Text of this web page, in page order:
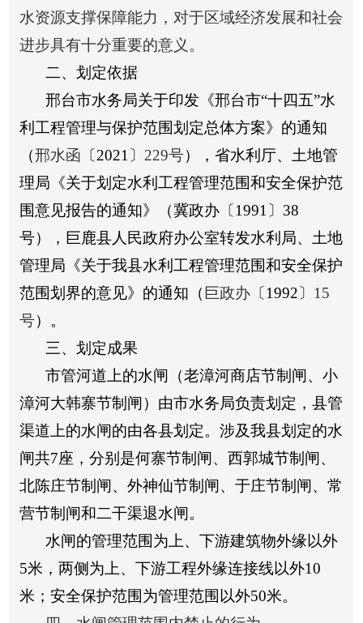
水资源支撑保障能力，对于区域经济发展和社会
进步具有十分重要的意义。
二、划定依据
邢台市水务局关于印发《邢台市“十四五”水
利工程管理与保护范围划定总体方案》的通知
（邢水函 〔 2021 〕 229号），省水利厅、土地管
理局《关于划定水利工程管理范围和安全保护范
围意见报告的通知》（冀政办〔 1991 〕 38
号），巨鹿县人民政府办公室转发水利局、土地
管理局《关于我县水利工程管理范围和安全保护
范围划界的意见》的通知（ 巨政办〔 1992 〕 15
号）。
三、划定成果
市管河道上的水闸（老漳河商店节制闸、小
漳河大韩寨节制闸）由市水务局负责划定，县管
渠道上的水闸的由各县划定。 涉及我县划定的水
闸共7座，分别是何寨节制 闸、西郭城节制 闸、
北陈庄节制 闸、外神仙节制 闸、于庄节制 闸、常
营节制 闸和二干渠退水闸 。
水闸的管理范围为上、下游建筑物外缘以外
5米，两侧为上、下游工程外缘连接线以外10
米；安全保护范围为管理范围以外50米。